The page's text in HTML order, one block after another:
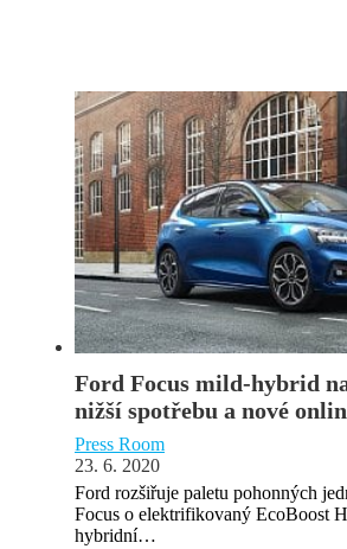
Ford Focus mild-hybrid
nižší spotřebu a nové
Press Room
23. 6. 2020
Ford rozšiřuje paletu pohonných
Focus o elektrifikovaný EcoBoost
hybridní…